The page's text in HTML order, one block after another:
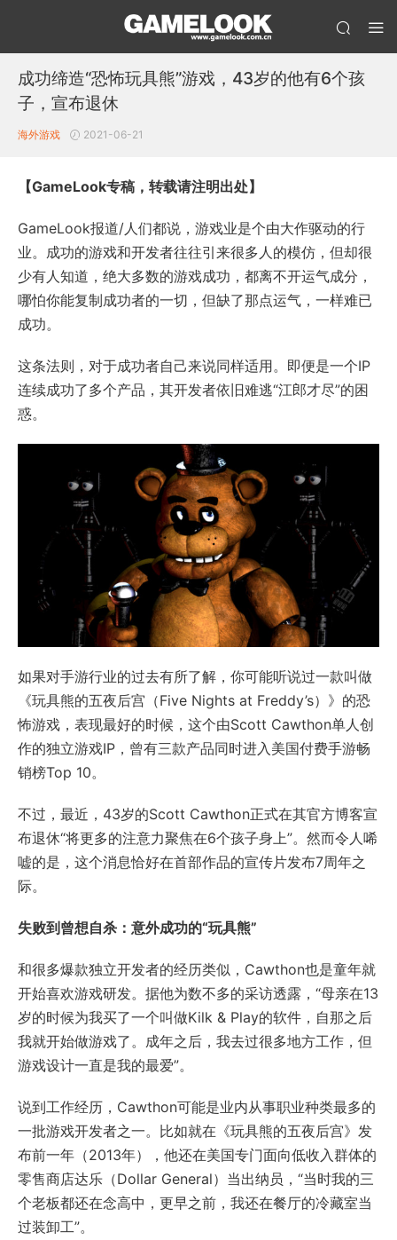
成功缔造“恐怖玩具熊”游戏，43岁的他有6个孩
子，宣布退休
海外游戏 2021-06-21
【GameLook专稿，转载请注明出处】
GameLook报道/人们都说，游戏业是个由大作驱动的行
业。成功的游戏和开发者往往引来很多人的模仿，但却很
少有人知道，绝大多数的游戏成功，都离不开运气成分，
哪怕你能复制成功者的一切，但缺了那点运气，一样难已
成功。
这条法则，对于成功者自己来说同样适用。即便是一个IP
连续成功了多个产品，其开发者依旧难逃“江郎才尽”的困
惑。
如果对手游行业的过去有所了解，你可能听说过一款叫做
《玩具熊的五夜后宫（Five Nights at Freddy’s）》的恐
怖游戏，表现最好的时候，这个由Scott Cawthon单人创
作的独立游戏IP，曾有三款产品同时进入美国付费手游畅
销榜Top 10。
不过，最近，43岁的Scott Cawthon正式在其官方博客宣
布退休“将更多的注意力聚焦在6个孩子身上”。然而令人唏
嘘的是，这个消息恰好在首部作品的宣传片发布7周年之
际。
失败到曾想自杀：意外成功的“玩具熊”
和很多爆款独立开发者的经历类似，Cawthon也是童年就
开始喜欢游戏研发。据他为数不多的采访透露，“母亲在13
岁的时候为我买了一个叫做Kilk & Play的软件，自那之后
我就开始做游戏了。成年之后，我去过很多地方工作，但
游戏设计一直是我的最爱”。
说到工作经历，Cawthon可能是业内从事职业种类最多的
一批游戏开发者之一。比如就在《玩具熊的五夜后宫》发
布前一年（2013年），他还在美国专门面向低收入群体的
零售商店达乐（Dollar General）当出纳员，“当时我的三
个老板都还在念高中，更早之前，我还在餐厅的冷藏室当
过装卸工”。